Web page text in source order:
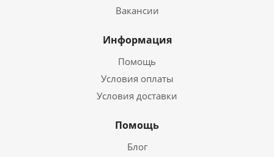
Вакансии
Информация
Помощь
Условия оплаты
Условия доставки
Помощь
Блог